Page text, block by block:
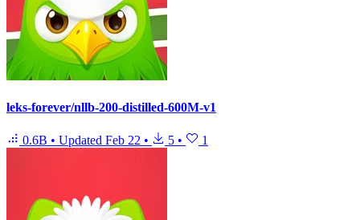
leks-forever/nllb-200-distilled-600M-v1
0.6B • Updated Feb 22 • 5 • 1